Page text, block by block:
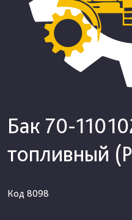
Бак 70-
топливный
Код 8098